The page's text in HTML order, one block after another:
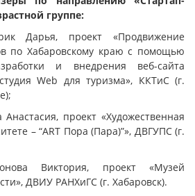
группе:
Дарья, проект «Продвижение
по Хабаровскому краю с помощью
и внедрения веб-сайта
Web для туризма», ККТиС (г.
проект «Художественная
– “ART Пора (Пара)”», ДВГУПС (г.
Виктория, проект «Музей
ДВИУ РАНХиГС (г. Хабаровск).